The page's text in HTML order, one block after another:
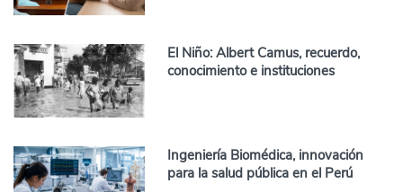
El Niño: Albert Camus, recuerdo,
conocimiento e instituciones
Ingeniería Biomédica, innovación
para la salud pública en el Perú